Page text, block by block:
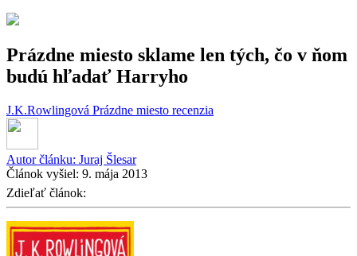
Prázdne miesto sklame len tých, čo v ňom
budú hľadať Harryho
J.K.Rowlingová Prázdne miesto recenzia
Autor článku: Juraj Šlesar
Článok vyšiel: 9. mája 2013
Zdieľať článok: